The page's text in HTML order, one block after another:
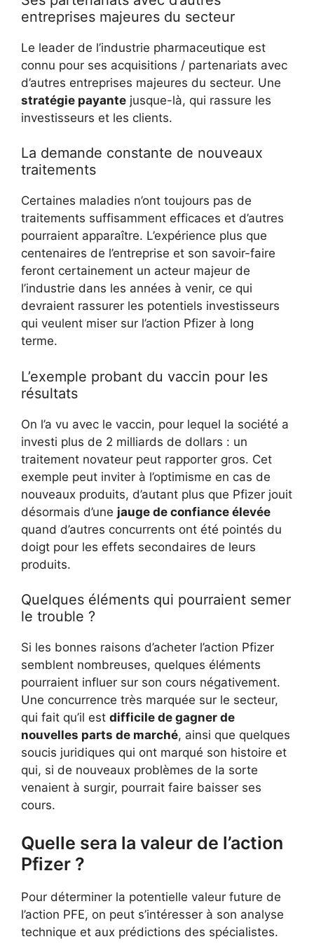
entreprises majeures du secteur
Le leader de l’industrie pharmaceutique est
connu pour ses acquisitions / partenariats avec
d’autres entreprises majeures du secteur. Une
stratégie payante jusque-là, qui rassure les
investisseurs et les clients.
La demande constante de nouveaux
traitements
Certaines maladies n’ont toujours pas de
traitements suffisamment efficaces et d’autres
pourraient apparaître. L’expérience plus que
centenaires de l’entreprise et son savoir-faire
feront certainement un acteur majeur de
l’industrie dans les années à venir, ce qui
devraient rassurer les potentiels investisseurs
qui veulent miser sur l’action Pfizer à long
terme.
L’exemple probant du vaccin pour les
résultats
On l’a vu avec le vaccin, pour lequel la société a
investi plus de 2 milliards de dollars : un
traitement novateur peut rapporter gros. Cet
exemple peut inviter à l’optimisme en cas de
nouveaux produits, d’autant plus que Pfizer jouit
désormais d’une jauge de confiance élevée
quand d’autres concurrents ont été pointés du
doigt pour les effets secondaires de leurs
produits.
Quelques éléments qui pourraient semer
le trouble ?
Si les bonnes raisons d’acheter l’action Pfizer
semblent nombreuses, quelques éléments
pourraient influer sur son cours négativement.
Une concurrence très marquée sur le secteur,
qui fait qu’il est difficile de gagner de
nouvelles parts de marché, ainsi que quelques
soucis juridiques qui ont marqué son histoire et
qui, si de nouveaux problèmes de la sorte
venaient à surgir, pourrait faire baisser ses
cours.
Quelle sera la valeur de l’action
Pfizer ?
Pour déterminer la potentielle valeur future de
l’action PFE, on peut s’intéresser à son analyse
technique et aux prédictions des spécialistes.